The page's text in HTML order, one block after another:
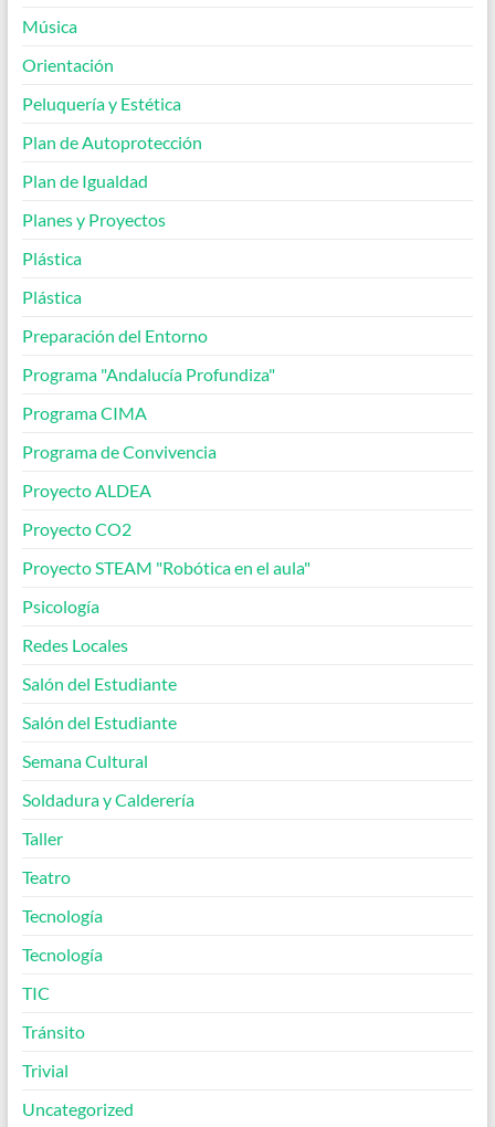
Música
Orientación
Peluquería y Estética
Plan de Autoprotección
Plan de Igualdad
Planes y Proyectos
Plástica
Plástica
Preparación del Entorno
Programa "Andalucía Profundiza"
Programa CIMA
Programa de Convivencia
Proyecto ALDEA
Proyecto CO2
Proyecto STEAM "Robótica en el aula"
Psicología
Redes Locales
Salón del Estudiante
Salón del Estudiante
Semana Cultural
Soldadura y Calderería
Taller
Teatro
Tecnología
Tecnología
TIC
Tránsito
Trivial
Uncategorized